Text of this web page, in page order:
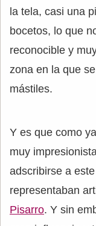
la tela, casi una
bocetos, lo que
reconocible y
zona en la que
mástiles.
Y es que como
muy
adscribirse a
representaban
Pisarro. Y sin